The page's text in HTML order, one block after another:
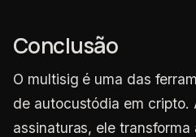
Conclusão
O multisig é uma das
de autocustódia em cripto.
assinaturas, ele